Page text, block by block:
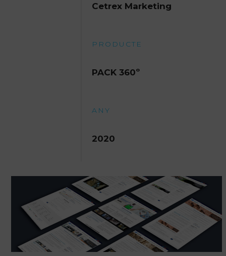
Cetrex Marketing
PRODUCTE
PACK 360º
ANY
2020